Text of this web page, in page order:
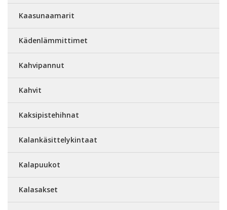
Kaasunaamarit
Kädenlämmittimet
Kahvipannut
Kahvit
Kaksipistehihnat
Kalankäsittelykintaat
Kalapuukot
Kalasakset